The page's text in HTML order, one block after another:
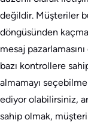
değildir. Müşteriler
döngüsünden
mesaj
bazı kontrollere
almamayı
ediyor olabilirsiniz,
sahip olmak,